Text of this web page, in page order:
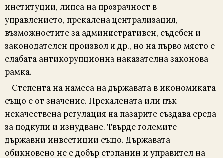
институции, липса на прозрачност в
управлението, прекалена централизация,
възможностите за административен, съдебен и
законодателен произвол и др., но на първо място е
слабата антикорупционна наказателна законова
рамка.
Степента на намеса на държавата в икономиката
също е от значение. Прекалената или пък
некачествена регулация на пазарите създава среда
за подкупи и изнудване. Твърде големите
държавни инвестиции също. Държавата
обикновено не е добър стопанин и управител на